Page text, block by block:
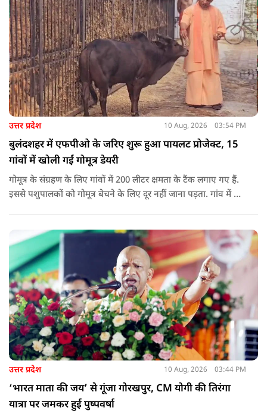
उत्तर प्रदेश 10 Aug, 2026 03:54 PM
बुलंदशहर में एफपीओ के जरिए शुरू हुआ पायलट प्रोजेक्ट, 15
गांवों में खोली गईं गोमूत्र डेयरी
गोमूत्र के संग्रहण के लिए गांवों में 200 लीटर क्षमता के टैंक लगाए गए हैं.
इससे पशुपालकों को गोमूत्र बेचने के लिए दूर नहीं जाना पड़ता. गांव में ही
आसान हुआ है.
उत्तर प्रदेश 10 Aug, 2026 03:44 PM
‘भारत माता की जय’ से गूंजा गोरखपुर, CM योगी की तिरंगा
यात्रा पर जमकर हुई पुष्पवर्षा